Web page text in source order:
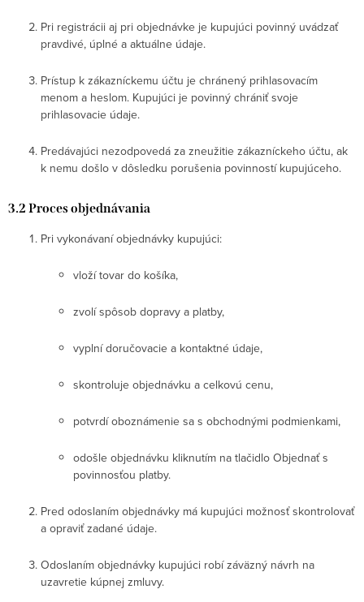
Pri registrácii aj pri objednávke je kupujúci povinný uvádzať
pravdivé, úplné a aktuálne údaje.
Prístup k zákazníckemu účtu je chránený prihlasovacím
menom a heslom. Kupujúci je povinný chrániť svoje
prihlasovacie údaje.
Predávajúci nezodpovedá za zneužitie zákazníckeho účtu, ak
k nemu došlo v dôsledku porušenia povinností kupujúceho.
3.2 Proces objednávania
Pri vykonávaní objednávky kupujúci:
vloží tovar do košíka,
zvolí spôsob dopravy a platby,
vyplní doručovacie a kontaktné údaje,
skontroluje objednávku a celkovú cenu,
potvrdí oboznámenie sa s obchodnými podmienkami,
odošle objednávku kliknutím na tlačidlo Objednať s
povinnosťou platby.
Pred odoslaním objednávky má kupujúci možnosť skontrolovať
a opraviť zadané údaje.
Odoslaním objednávky kupujúci robí záväzný návrh na
uzavretie kúpnej zmluvy.